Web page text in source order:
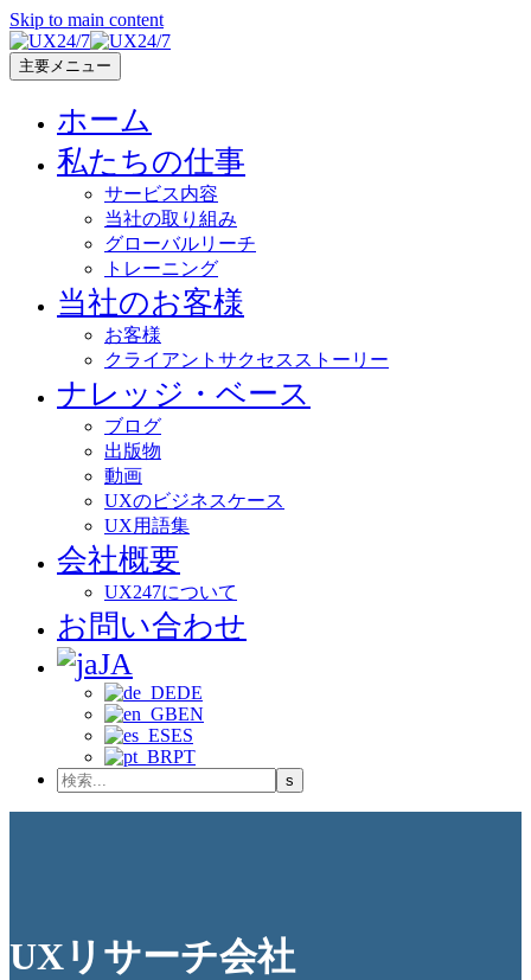
Skip to main content
主要メニュー
ホーム
私たちの仕事
サービス内容
当社の取り組み
グローバルリーチ
トレーニング
当社のお客様
お客様
クライアントサクセスストーリー
ナレッジ・ベース
ブログ
出版物
動画
UXのビジネスケース
UX用語集
会社概要
UX247について
お問い合わせ
JA
DE
EN
ES
PT
UXリサーチ会社